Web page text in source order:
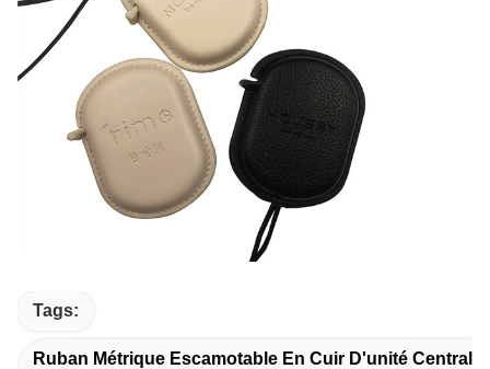
Tags:
Ruban Métrique Escamotable En Cuir D'unité Centrale